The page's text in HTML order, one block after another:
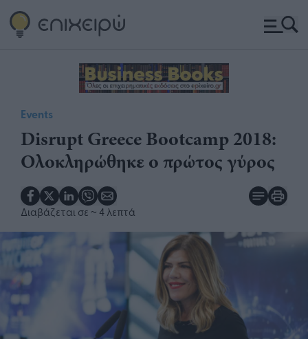
Events
Disrupt Greece Bootcamp 2018:
Ολοκληρώθηκε ο πρώτος γύρος
Διαβάζεται σε ~ 4 λεπτά